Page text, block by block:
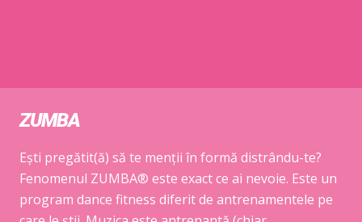
ZUMBA
Ești pregătit(ă) să te menții în formă distrându-te?
Fenomenul ZUMBA® este exact ce ai nevoie. Este un
program dance fitness diferit de antrenamentele pe